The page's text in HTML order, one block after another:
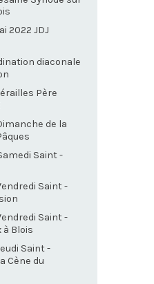
2022 JDJ
diaconale
Père
de la
Saint -
Saint -
Saint -
à Blois
Saint -
Cène du